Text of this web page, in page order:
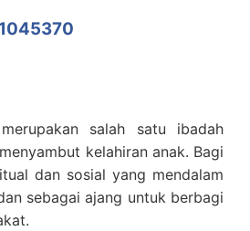
salah satu ibadah
kelahiran anak. Bagi
dan sosial yang mendalam
sebagai ajang untuk berbagi